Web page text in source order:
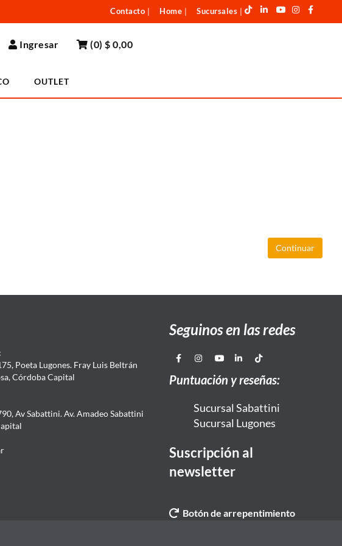
Contacto Home Sucursales
Ingresar (0)$ 0,00
OUTLET
Continuar
Poeta Lugones. Fray Luis Beltrán
Córdoba Capital
Av Sabattini. Av. Amadeo Sabattini
Seguinos en las redes
Puntuación y reseñas:
Sucursal Sabattini
Sucursal Lugones
Suscripción al
newsletter
Botón de arrepentimiento